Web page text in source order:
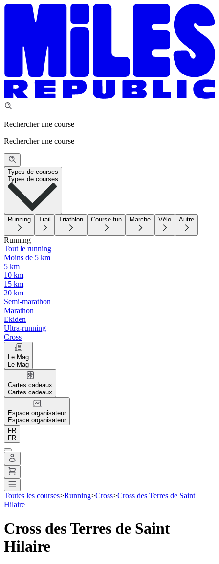
Rechercher une course
Rechercher une course
Types de courses
Types de courses
Running Trail Triathlon Course fun Marche Vélo Autre
Running
Tout le running
Moins de 5 km
5 km
10 km
15 km
20 km
Semi-marathon
Marathon
Ekiden
Ultra-running
Cross
Le Mag
Le Mag
Cartes cadeaux
Cartes cadeaux
Espace organisateur
Espace organisateur
FR
FR
Toutes les courses>Running>Cross>Cross des Terres de Saint
Hilaire
Cross des Terres de Saint
Hilaire